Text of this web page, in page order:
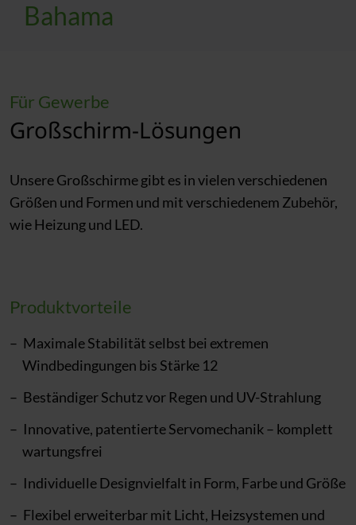
Bahama
Für Gewerbe
Großschirm-Lösungen
Unsere Großschirme gibt es in vielen verschiedenen
Größen und Formen und mit verschiedenem Zubehör,
wie Heizung und LED.
Produktvorteile
Maximale Stabilität selbst bei extremen
Windbedingungen bis Stärke 12
Beständiger Schutz vor Regen und UV-Strahlung
Innovative, patentierte Servomechanik – komplett
wartungsfrei
Individuelle Designvielfalt in Form, Farbe und Größe
Flexibel erweiterbar mit Licht, Heizsystemen und